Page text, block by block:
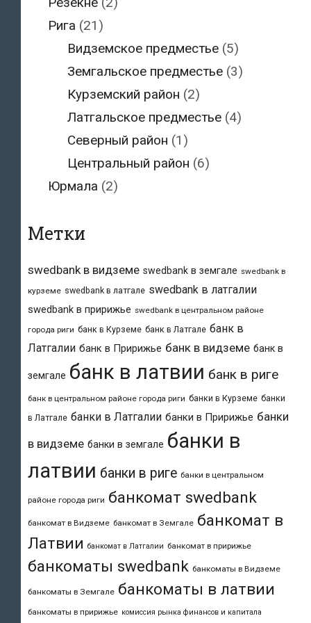
Рига (21)
Видземское предместье (5)
Земгальское предместье (3)
Курземский район (2)
Латгальское предместье (4)
Северный район (1)
Центральный район (6)
Юрмала (2)
Метки
swedbank в видземе swedbank в земгале swedbank в
курземе swedbank в латгале swedbank в латгалии
swedbank в пририжье swedbank в центральном районе
города риги банк в Курземе банк в Латгале банк в
Латгалии банк в Пририжье банк в видземе банк в
земгале банк в латвии банк в риге
банк в центральном районе города риги банки в Курземе банки
в Латгале банки в Латгалии банки в Пририжье банки
в видземе банки в земгале банки в
латвии банки в риге банки в центральном
районе города риги банкомат swedbank
банкомат в Видземе банкомат в Земгале банкомат в
Латвии банкомат в Латгалии банкомат в пририжье
банкоматы swedbank банкоматы в Видземе
банкоматы в Земгале банкоматы в латвии
банкоматы в пририжье комиссия рынка финансов и капитала